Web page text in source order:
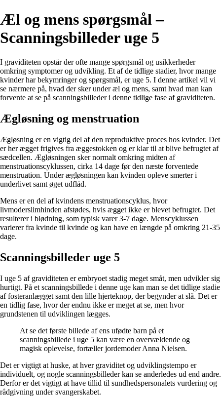
Æl og mens spørgsmål –
Scanningsbilleder uge 5
I graviditeten opstår der ofte mange spørgsmål og usikkerheder
omkring symptomer og udvikling. Et af de tidlige stadier, hvor mange
kvinder har bekymringer og spørgsmål, er uge 5. I denne artikel vil vi
se nærmere på, hvad der sker under æl og mens, samt hvad man kan
forvente at se på scanningsbilleder i denne tidlige fase af graviditeten.
Ægløsning og menstruation
Ægløsning er en vigtig del af den reproduktive proces hos kvinder. Det
er her ægget frigives fra æggestokken og er klar til at blive befrugtet af
sædcellen. Ægløsningen sker normalt omkring midten af
menstruationscyklussen, cirka 14 dage før den næste forventede
menstruation. Under ægløsningen kan kvinden opleve smerter i
underlivet samt øget udflåd.
Mens er en del af kvindens menstruationscyklus, hvor
livmoderslimhinden afstødes, hvis ægget ikke er blevet befrugtet. Det
resulterer i blødning, som typisk varer 3-7 dage. Menscyklussen
varierer fra kvinde til kvinde og kan have en længde på omkring 21-35
dage.
Scanningsbilleder uge 5
I uge 5 af graviditeten er embryoet stadig meget småt, men udvikler sig
hurtigt. På et scanningsbillede i denne uge kan man se det tidlige stadie
af fosteranlægget samt den lille hjerteknop, der begynder at slå. Det er
en tidlig fase, hvor der endnu ikke er meget at se, men hvor
grundstenen til udviklingen lægges.
At se det første billede af ens ufødte barn på et
scanningsbillede i uge 5 kan være en overvældende og
magisk oplevelse, fortæller jordemoder Anna Nielsen.
Det er vigtigt at huske, at hver graviditet og udviklingstempo er
individuelt, og nogle scanningsbilleder kan se anderledes ud end andre.
Derfor er det vigtigt at have tillid til sundhedspersonalets vurdering og
rådgivning under svangerskabet.